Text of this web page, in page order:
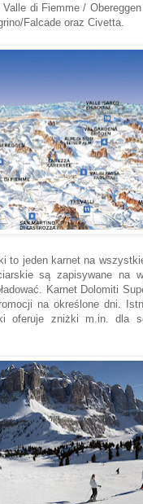
di Fiemme /
Falcade oraz Civetta.
to jeden karnet na
są zapisywane na
Karnet Dolomiti
na określone dni.
oferuje zniżki m.in. dla